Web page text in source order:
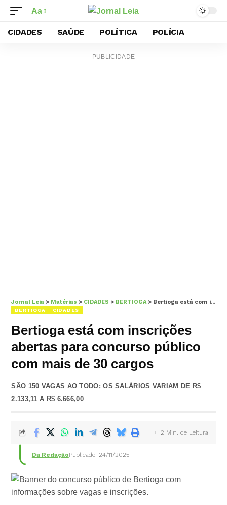
Aa
CIDADES SAÚDE POLÍTICA POLÍCIA
- PUBLICIDADE -
Jornal Leia > Matérias > CIDADES > BERTIOGA> Bertioga está com inscrições abertas para concurso público com mais de 30 cargos
BERTIOGA CIDADES
Bertioga está com inscrições
abertas para concurso público
com mais de 30 cargos
SÃO 150 VAGAS AO TODO; OS SALÁRIOS VARIAM DE R$
2.133,11 A R$ 6.666,00
Da RedaçãoPublicado: 24/11/2025
2 Min. de Leitura